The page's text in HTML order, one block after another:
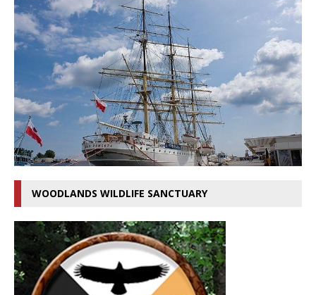
WOODLANDS WILDLIFE SANCTUARY